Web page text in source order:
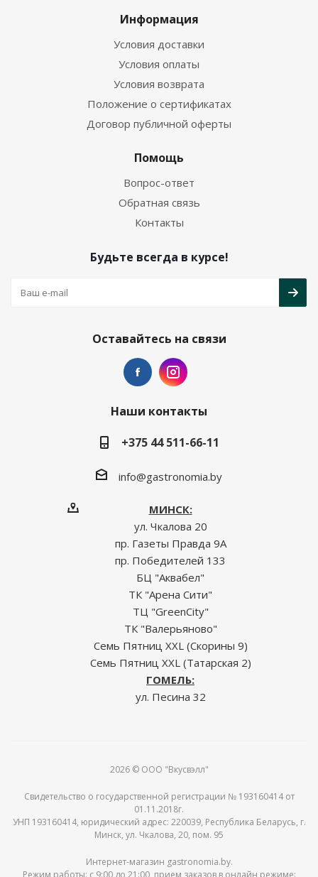
Информация
Условия доставки
Условия оплаты
Условия возврата
Положение о сертификатах
Договор публичной оферты
Помощь
Вопрос-ответ
Обратная связь
Контакты
Будьте всегда в курсе!
Оставайтесь на связи
Наши контакты
+375 44 511-66-11
info@gastronomia.by
МИНСК:
ул. Чкалова 20
пр. Газеты Правда 9А
пр. Победителей 133
БЦ "Аквабел"
ТК "Арена Сити"
ТЦ "GreenCity"
ТК "Валерьяново"
Семь Пятниц XXL (Скорины 9)
Семь Пятниц XXL (Татарская 2)
ГОМЕЛЬ:
ул. Песина 32
2026 © ООО "Вкусвэлл"
Свидетельство о государственной регистрации № 193160414 от
01.11.2018г.
УНП 193160414, юридический адрес: 220039, Республика Беларусь, г.
Минск, ул. Чкалова, 20, пом. 95
Интернет-магазин gastronomia.by.
Режим работы: c 9:00 до 21:00, прием заказов в онлайн режиме: